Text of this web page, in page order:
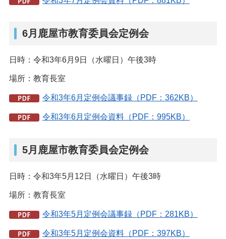
6月鹿屋市教育委員会定例会
日時：令和3年6月9日（水曜日）午後3時
場所：教育長室
令和3年6月定例会議事録（PDF：362KB）
令和3年6月定例会資料（PDF：995KB）
5月鹿屋市教育委員会定例会
日時：令和3年5月12日（水曜日）午後3時
場所：教育長室
令和3年5月定例会議事録（PDF：281KB）
令和3年5月定例会資料（PDF：397KB）